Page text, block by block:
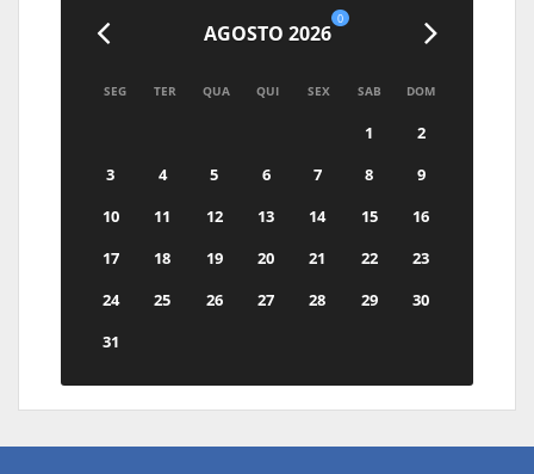
AGOSTO 2026
0
SEG TER QUA QUI SEX SAB DOM
1
2
3
4 5 6 7 8
9
10
11 12 13 14 15
16
17
18 19 20 21 22
23
24
25 26 27 28 29
30
31